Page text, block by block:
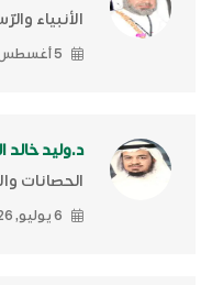
الأنبياء
5 أغسطس, 2026
د.وليد خالد
الحصانات
6 يوليو, 2026